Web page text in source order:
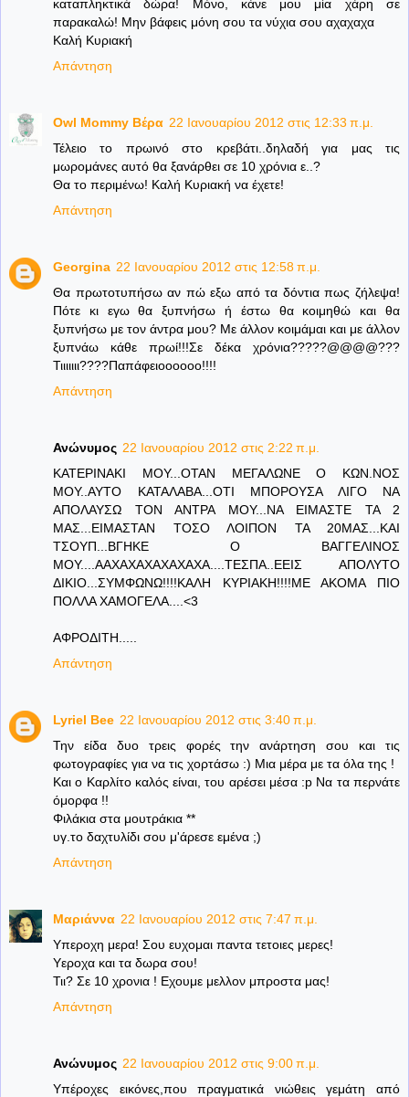
καταπληκτικά δώρα! Μόνο, κάνε μου μία χάρη σε
παρακαλώ! Μην βάφεις μόνη σου τα νύχια σου αχαχαχα
Καλή Κυριακή
Απάντηση
Owl Mommy Βέρα 22 Ιανουαρίου 2012 στις 12:33 π.μ.
Τέλειο το πρωινό στο κρεβάτι..δηλαδή για μας τις
μωρομάνες αυτό θα ξανάρθει σε 10 χρόνια ε..?
Θα το περιμένω! Καλή Κυριακή να έχετε!
Απάντηση
Georgina 22 Ιανουαρίου 2012 στις 12:58 π.μ.
Θα πρωτοτυπήσω αν πώ εξω από τα δόντια πως ζήλεψα!
Πότε κι εγω θα ξυπνήσω ή έστω θα κοιμηθώ και θα
ξυπνήσω με τον άντρα μου? Με άλλον κοιμάμαι και με άλλον
ξυπνάω κάθε πρωί!!!Σε δέκα χρόνια?????@@@@???
Τιιιιιιι????Παπάφειοοοοοο!!!!
Απάντηση
Ανώνυμος 22 Ιανουαρίου 2012 στις 2:22 π.μ.
ΚΑΤΕΡΙΝΑΚΙ ΜΟΥ...ΟΤΑΝ ΜΕΓΑΛΩΝΕ Ο ΚΩΝ.ΝΟΣ
ΜΟΥ..ΑΥΤΟ ΚΑΤΑΛΑΒΑ...ΟΤΙ ΜΠΟΡΟΥΣΑ ΛΙΓΟ ΝΑ
ΑΠΟΛΑΥΣΩ ΤΟΝ ΑΝΤΡΑ ΜΟΥ...ΝΑ ΕΙΜΑΣΤΕ ΤΑ 2
ΜΑΣ...ΕΙΜΑΣΤΑΝ ΤΟΣΟ ΛΟΙΠΟΝ ΤΑ 20ΜΑΣ...ΚΑΙ
ΤΣΟΥΠ...ΒΓΗΚΕ Ο ΒΑΓΓΕΛΙΝΟΣ
ΜΟΥ....ΑΑΧΑΧΑΧΑΧΑΧΑΧΑ....ΤΕΣΠΑ..ΕΕΙΣ ΑΠΟΛΥΤΟ
ΔΙΚΙΟ...ΣΥΜΦΩΝΩ!!!!ΚΑΛΗ ΚΥΡΙΑΚΗ!!!!ΜΕ ΑΚΟΜΑ ΠΙΟ
ΠΟΛΛΑ ΧΑΜΟΓΕΛΑ....<3
ΑΦΡΟΔΙΤΗ.....
Απάντηση
Lyriel Bee 22 Ιανουαρίου 2012 στις 3:40 π.μ.
Την είδα δυο τρεις φορές την ανάρτηση σου και τις
φωτογραφίες για να τις χορτάσω :) Μια μέρα με τα όλα της !
Και ο Καρλίτο καλός είναι, του αρέσει μέσα :p Να τα περνάτε
όμορφα !!
Φιλάκια στα μουτράκια **
υγ.το δαχτυλίδι σου μ'άρεσε εμένα ;)
Απάντηση
Μαριάννα 22 Ιανουαρίου 2012 στις 7:47 π.μ.
Υπεροχη μερα! Σου ευχομαι παντα τετοιες μερες!
Υεροχα και τα δωρα σου!
Τιι? Σε 10 χρονια ! Εχουμε μελλον μπροστα μας!
Απάντηση
Ανώνυμος 22 Ιανουαρίου 2012 στις 9:00 π.μ.
Υπέροχες εικόνες,που πραγματικά νιώθεις γεμάτη από